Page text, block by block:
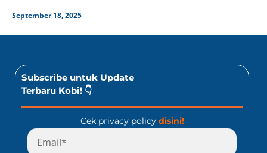
September 18, 2025
Subscribe untuk Update
Terbaru Kobi! 👇
Cek privacy policy disini!